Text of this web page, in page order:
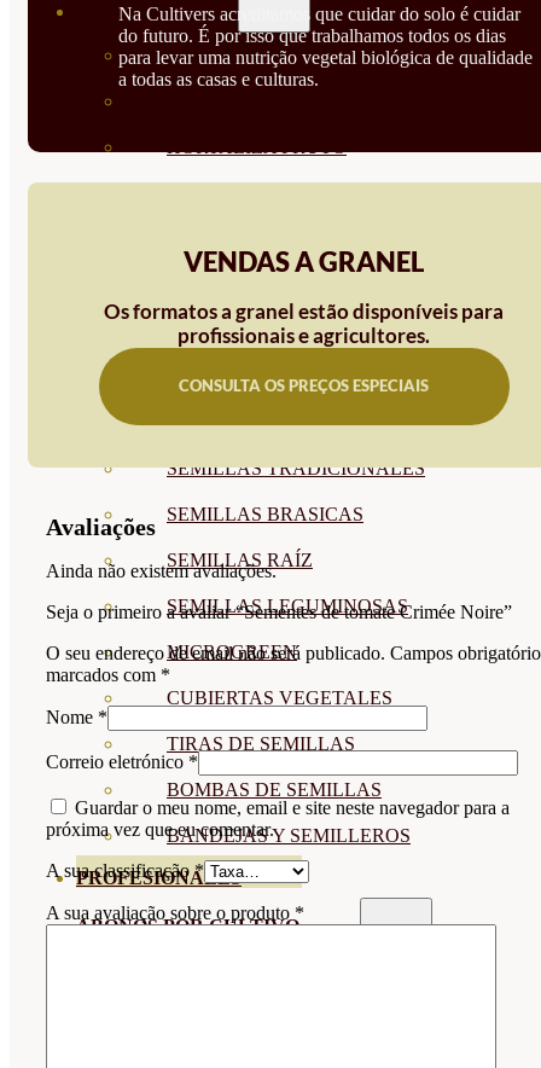
SEMILLAS
VER TODAS
SEMILLAS FLORES
SEMILLAS FLORES
COMESTIBLES
SEMILLAS TRADICIONALES
SEMILLAS BRASICAS
SEMILLAS RAÍZ
SEMILLAS LEGUMINOSAS
MICROGREEN
CUBIERTAS VEGETALES
TIRAS DE SEMILLAS
BOMBAS DE SEMILLAS
BANDEJAS Y SEMILLEROS
PROFESIONALES
ABONOS POR CULTIVO
Na Cultivers acreditamos que cuidar do solo é cuidar
do futuro. É por isso que trabalhamos todos os dias
para levar uma nutrição vegetal biológica de qualidade
a todas as casas e culturas.
VENDAS A GRANEL
Os formatos a granel estão disponíveis para
profissionais e agricultores.
CONSULTA OS PREÇOS ESPECIAIS
Avaliações
Ainda não existem avaliações.
Seja o primeiro a avaliar “Sementes de tomate Crimée Noire”
O seu endereço de email não será publicado. Campos
marcados com *
Nome *
Correio eletrónico *
Guardar o meu nome, email e site neste navegador para a
próxima vez que eu comentar.
A sua classificação*
A sua avaliação sobre o produto *